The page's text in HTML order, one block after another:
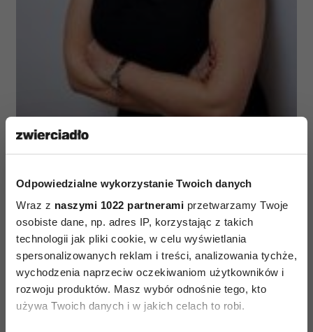
Odpowiedzialne wykorzystanie Twoich danych
Wraz z naszymi 1022 partnerami przetwarzamy Twoje
osobiste dane, np. adres IP, korzystając z takich
technologii jak pliki cookie, w celu wyświetlania
spersonalizowanych reklam i treści, analizowania tychże,
wychodzenia naprzeciw oczekiwaniom użytkowników i
rozwoju produktów. Masz wybór odnośnie tego, kto
używa Twoich danych i w jakich celach to robi.
intuicję oraz umiejętność uważnego słuchania i
rozumienia innych. Często słyszę od nich o mojej
„dobrej energii” i umiejętności tworzenia
atmosfery spokoju i zatrzymania w codziennym
biegu. „Czysty profesjonalizm, sympatyczna
atmosfera, konsekwentne skłanianie